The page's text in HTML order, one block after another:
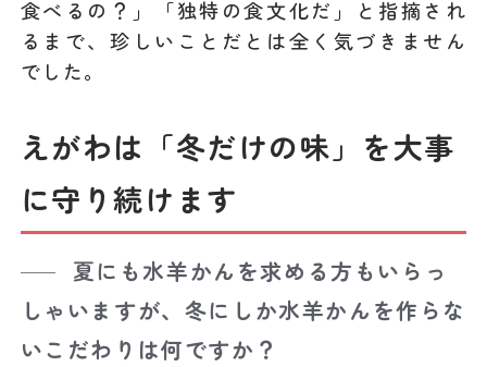
食べるの？」「独特の食文化だ」と指摘され
るまで、珍しいことだとは全く気づきません
でした。
えがわは「冬だけの味」を大事
に守り続けます
夏にも水羊かんを求める方もいらっ
しゃいますが、冬にしか水羊かんを作らな
いこだわりは何ですか？